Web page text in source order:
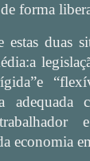
forma
estas duas
adequada
economia